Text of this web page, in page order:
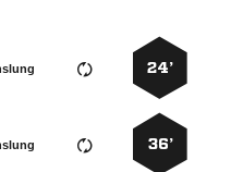
24’
36’